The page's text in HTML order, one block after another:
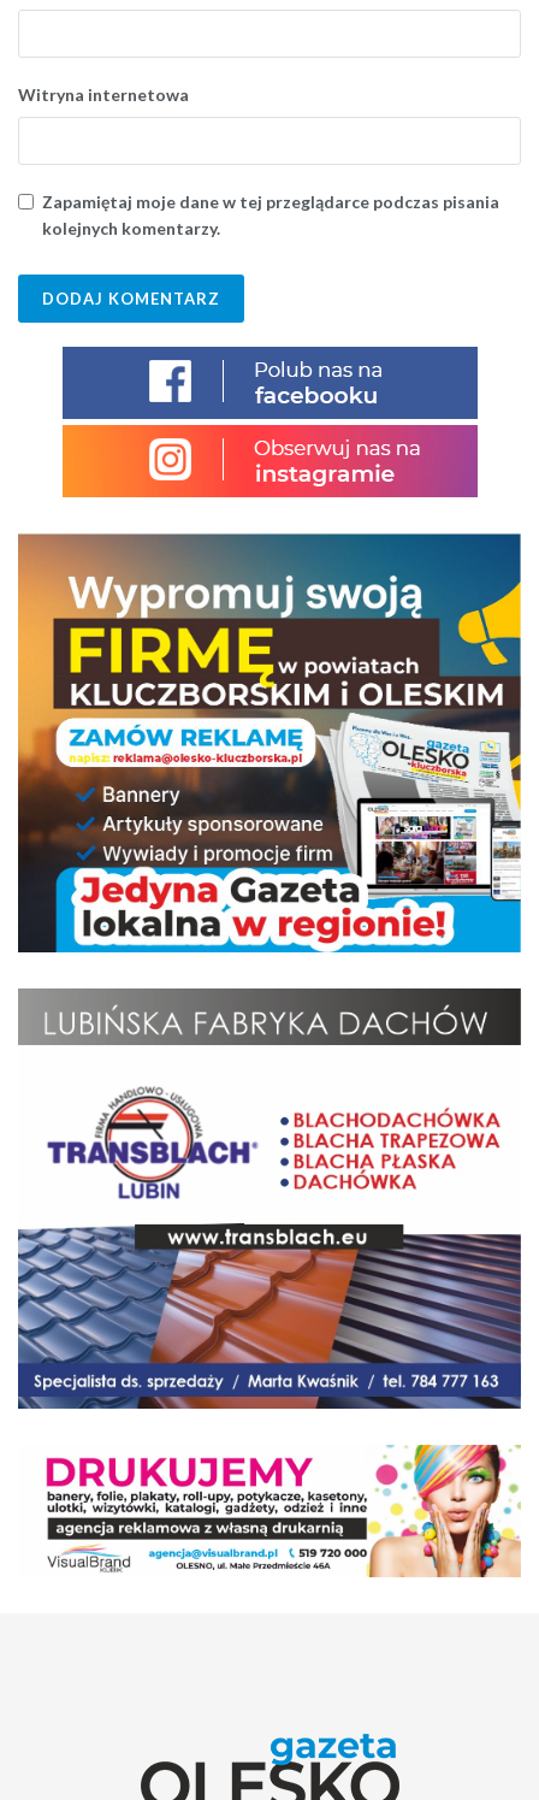
Witryna internetowa
Zapamiętaj moje dane w tej przeglądarce podczas pisania
kolejnych komentarzy.